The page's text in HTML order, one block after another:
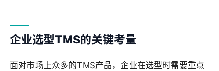
企业选型TMS的关键考量
面对市场上众多的TMS产品，企业在选型时需要重点